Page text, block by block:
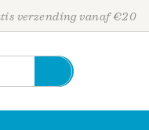
verzending vanaf €20